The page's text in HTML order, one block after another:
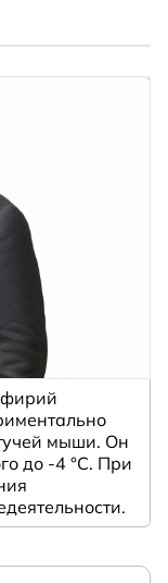
мыши. Он
до -4 °C. При